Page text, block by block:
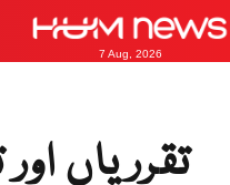
7 Aug, 2026
تقرریاں